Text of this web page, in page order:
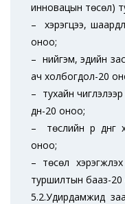
инновацын төсөл)
– хэрэгцээ,
оноо;
– нийгэм, эдийн
ач холбогдол-20
– тухайн
дүн-20 оноо;
– төслийн үр дүнг
оноо;
– төсөл
туршилтын бааз-20
5.2.Удирдамжид